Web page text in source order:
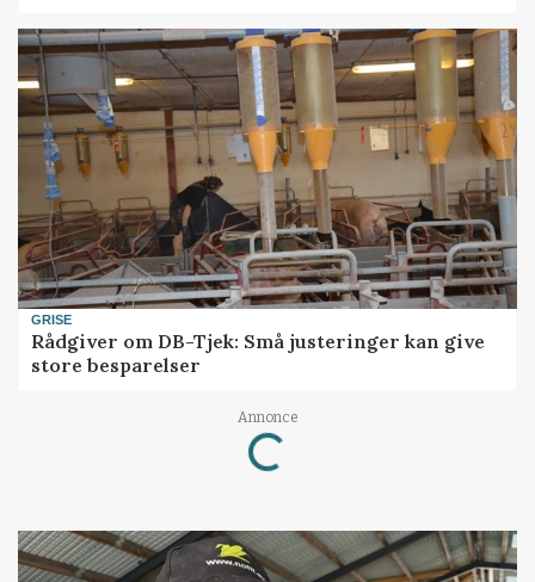
GRISE
Rådgiver om DB-Tjek: Små justeringer kan give
store besparelser
Annonce
Loading...